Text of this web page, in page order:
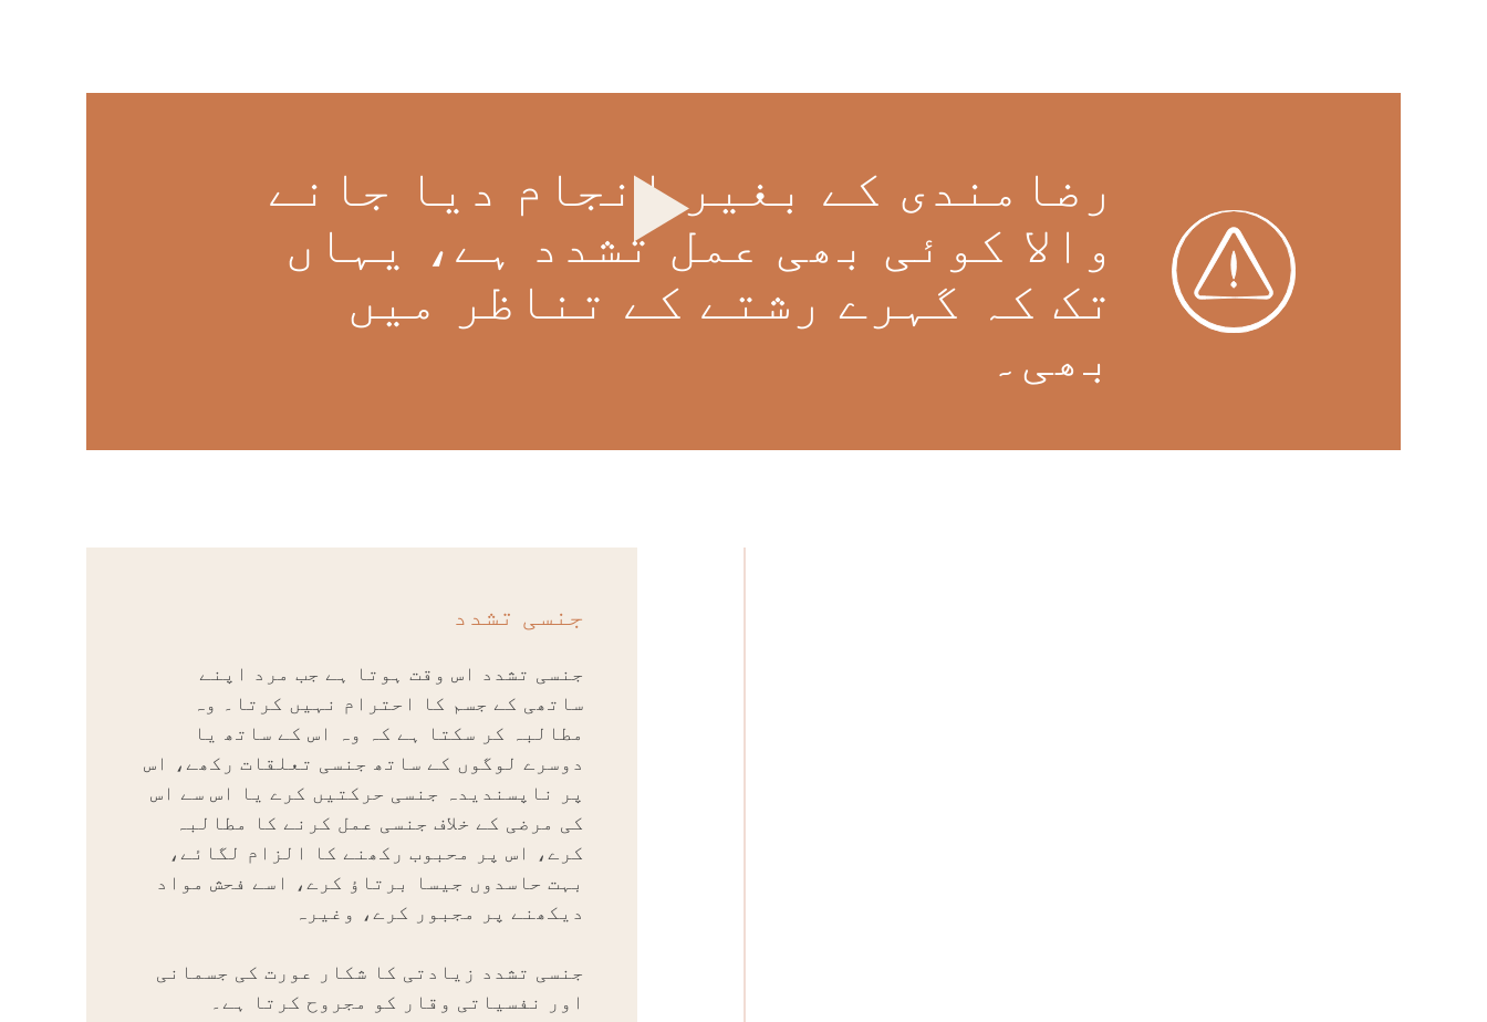
رضامندی کے بغیر انجام دیا جانے
والا کوئی بھی عمل تشدد ہے، یہاں
تک کہ گہرے رشتے کے تناظر میں
بھی۔
جنسی تشدد
جنسی تشدد اس وقت ہوتا ہے جب مرد اپنے
ساتھی کے جسم کا احترام نہیں کرتا۔ وہ
مطالبہ کر سکتا ہے کہ وہ اس کے ساتھ یا
دوسرے لوگوں کے ساتھ جنسی تعلقات رکھے، اس
پر ناپسندیدہ جنسی حرکتیں کرے یا اس سے اس
کی مرضی کے خلاف جنسی عمل کرنے کا مطالبہ
کرے، اس پر محبوب رکھنے کا الزام لگائے،
بہت حاسدوں جیسا برتاؤ کرے، اسے فحش مواد
دیکھنے پر مجبور کرے، وغیرہ
جنسی تشدد زیادتی کا شکار عورت کی جسمانی
اور نفسیاتی وقار کو مجروح کرتا ہے۔